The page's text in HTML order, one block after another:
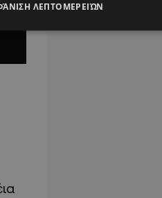
ΛΕΠΤΟΜΕΡΕΙΏΝ